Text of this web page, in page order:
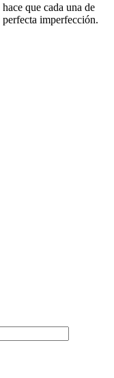
que cada una de
perfecta imperfección.